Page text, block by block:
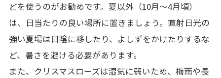
どを使うのがお勧めです。夏以外（10月～4月頃）
は、日当たりの良い場所に置きましょう。直射日光の
強い夏場は日陰に移したり、よしずをかけたりするな
ど、暑さを避ける必要があります。
また、クリスマスローズは湿気に弱いため、梅雨や長